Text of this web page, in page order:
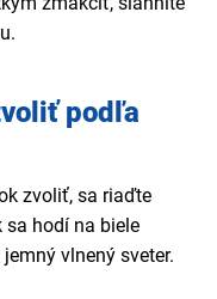
podľa
zvoliť, sa riaďte
sa hodí na biele
vlnený sveter.